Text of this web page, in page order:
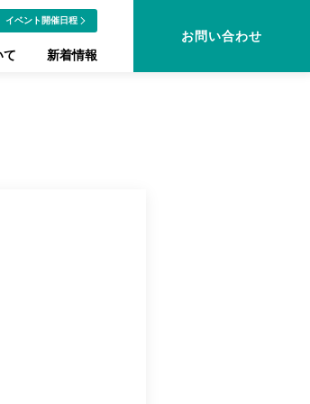
イベント開催日程
て 新着情報
お問い合わせ